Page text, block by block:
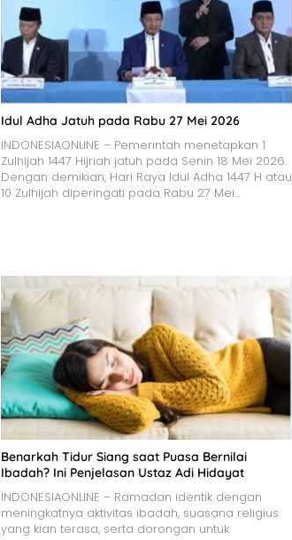
Idul Adha Jatuh pada Rabu 27 Mei 2026
INDONESIAONLINE – Pemerintah menetapkan 1
Zulhijah 1447 Hijriah jatuh pada Senin 18 Mei 2026.
Dengan demikian, Hari Raya Idul Adha 1447 H atau
10 Zulhijah diperingati pada Rabu 27 Mei…
Benarkah Tidur Siang saat Puasa Bernilai
Ibadah? Ini Penjelasan Ustaz Adi Hidayat
INDONESIAONLINE – Ramadan identik dengan
meningkatnya aktivitas ibadah, suasana religius
yang kian terasa, serta dorongan untuk